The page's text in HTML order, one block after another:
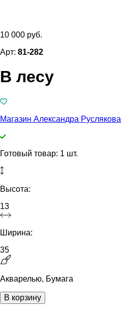
10 000 руб.
Арт: 81-282
В лесу
Магазин Александра Руслякова
Готовый товар: 1 шт.
Высота:
13
Ширина:
35
Акварелью, Бумага
В корзину